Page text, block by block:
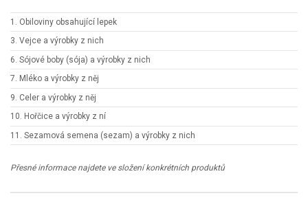
1. Obiloviny obsahující lepek
3. Vejce a výrobky z nich
6. Sójové boby (sója) a výrobky z nich
7. Mléko a výrobky z něj
9. Celer a výrobky z něj
10. Hořčice a výrobky z ní
11. Sezamová semena (sezam) a výrobky z nich
Přesné informace najdete ve složení konkrétních produktů